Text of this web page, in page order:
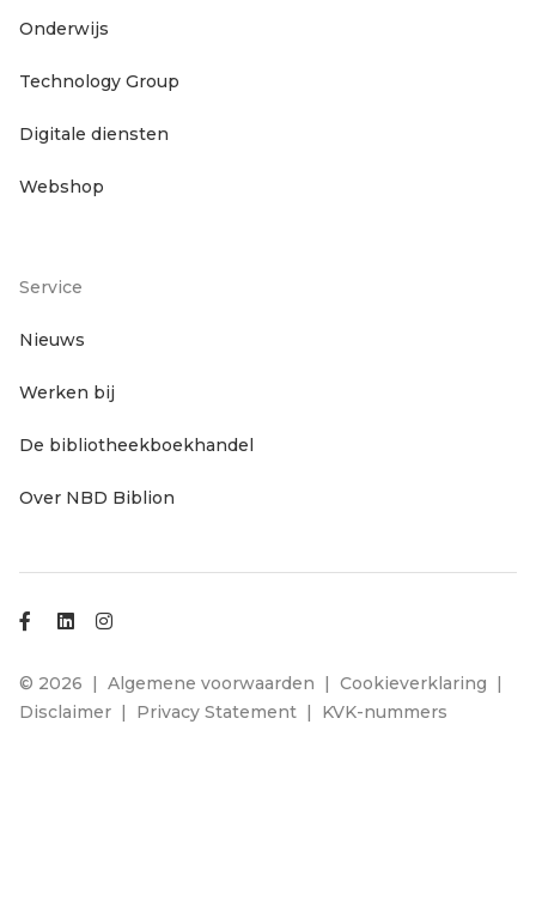
hoofdnavigatie
Onderwijs
Technology Group
Digitale diensten
Webshop
servicenavigatie
Service
Nieuws
Werken bij
De bibliotheekboekhandel
Over NBD Biblion
links
© 2026 Algemene voorwaarden
Cookieverklaring
Disclaimer
Privacy Statement KVK-nummers